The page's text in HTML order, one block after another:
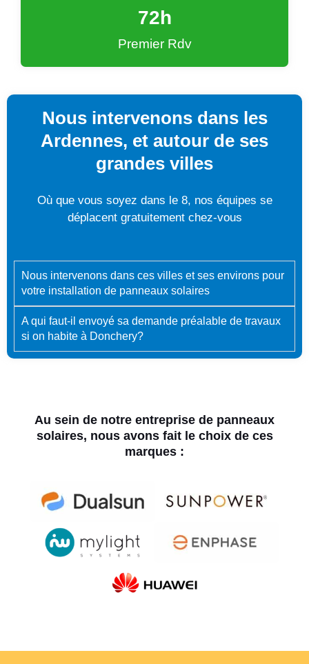
Premier Rdv
72h
Nous intervenons dans les
Ardennes, et autour de ses
grandes villes
Où que vous soyez dans le 8, nos équipes se
déplacent gratuitement chez-vous
Nous intervenons dans ces villes et ses environs pour
votre installation de panneaux solaires
A qui faut-il envoyé sa demande préalable de travaux
si on habite à Donchery?
Au sein de notre entreprise de panneaux
solaires, nous avons fait le choix de ces
marques :